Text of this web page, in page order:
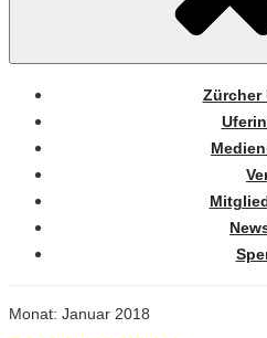
Zürcher
Monat: Januar 2018